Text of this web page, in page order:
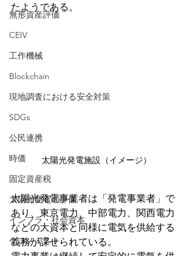
無形資産評価
CEIV
工作機械
Blockchain
現地調査における安全対策
SDGs
公民連携
時価
固定資産税
太陽光発電の評価
インフラ・社会資本
ゲコノミスト
たようである。
太陽光発電施設（イメージ）
太陽光発電事業者は「発電事業者」で
あり、東京電力、中部電力、関西電力
などの大資本と同様に電気を供給する
義務が課せられている。